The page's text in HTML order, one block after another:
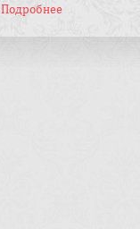
Подробнее